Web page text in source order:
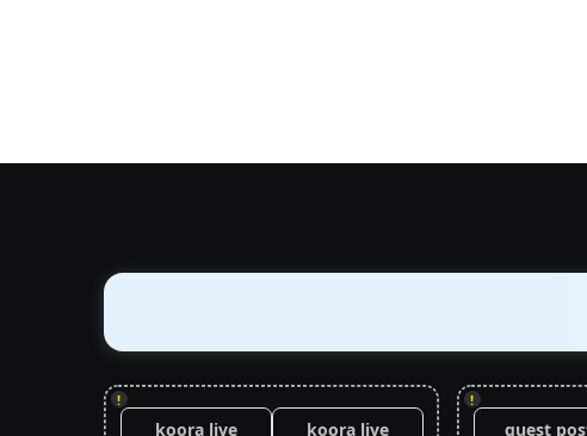
!
guest
!
koora live
koora live